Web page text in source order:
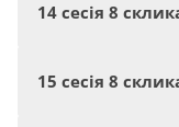
14 сесія 8
15 сесія 8